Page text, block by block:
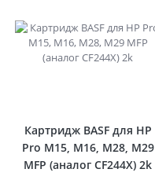
Картридж BASF для HP
Pro M15, M16, M28, M29
MFP (аналог CF244X) 2k